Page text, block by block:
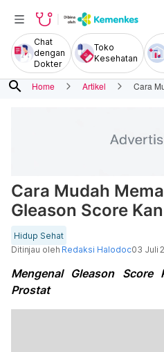
Chat
dengan
Dokter
Toko
Kesehatan
search Home Artikel Cara
Cara Mudah
Gleason Score
Hidup Sehat
Ditinjau oleh Redaksi Halodoc03 Juli
Mengenal Gleason Score
Prostat